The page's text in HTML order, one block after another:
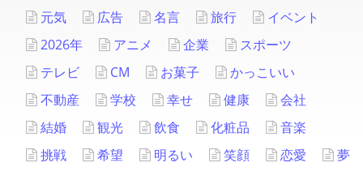
元気
広告 名言 旅行
イベント
2026年
アニメ 企業
スポーツ
テレビ
CM お菓子
かっこいい
不動産
学校 幸せ 健康
会社
結婚
観光 飲食 化粧品
音楽
挑戦
希望 明るい 笑顔 恋愛
夢